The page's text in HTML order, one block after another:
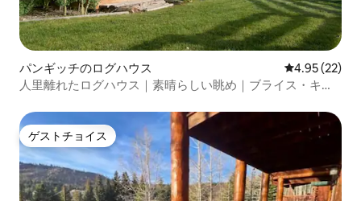
パンギッチのログハウス レビュー22
4.95 (22)
人里離れたログハウス｜素晴らしい眺め｜ブライス・キャ
ゲストチョイス
ゲストチョイス